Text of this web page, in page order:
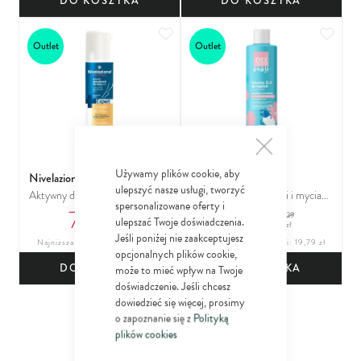
Używamy plików cookie, aby
ulepszyć nasze usługi, tworzyć
spersonalizowane oferty i
ulepszać Twoje doświadczenia.
Jeśli poniżej nie zaakceptujesz
opcjonalnych plików cookie,
może to mieć wpływ na Twoje
doświadczenie. Jeśli chcesz
dowiedzieć się więcej, prosimy
o zapoznanie się zPolityką
plików cookies
Outlet
Nivelazione Skin Therapy
Aktywny dezodorant do stóp
7 14 zł
Najniższa cena z 30 dni: 8,85 zł
DO KOSZYKA
Dodaj do ulubionych
Outlet
Idee Derm Baby
Emulsja 2w1 do kąpieli i mycia
ciała dla skóry wrażliwej,
alergicznej i atopowej
11
29
zł
Najniższa cena z 30 dni: 19,79 zł
DO KOSZYKA
Outlet